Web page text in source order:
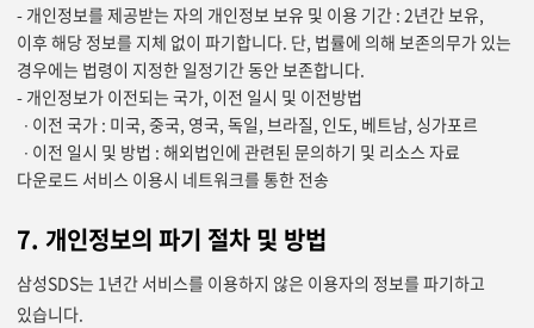
- 개인정보를 제공받는 자의 개인정보 보유 및 이용 기간 : 2년간 보유,
이후 해당 정보를 지체 없이 파기합니다. 단, 법률에 의해 보존의무가 있는
경우에는 법령이 지정한 일정기간 동안 보존합니다.
- 개인정보가 이전되는 국가, 이전 일시 및 이전방법
∙ 이전 국가 : 미국, 중국, 영국, 독일, 브라질, 인도, 베트남, 싱가포르
∙ 이전 일시 및 방법 : 해외법인에 관련된 문의하기 및 리소스 자료
다운로드 서비스 이용시 네트워크를 통한 전송
7. 개인정보의 파기 절차 및 방법
삼성SDS는 1년간 서비스를 이용하지 않은 이용자의 정보를 파기하고
있습니다.